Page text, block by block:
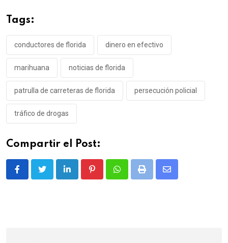
Tags:
conductores de florida dinero en efectivo
marihuana noticias de florida
patrulla de carreteras de florida persecución policial
tráfico de drogas
Compartir el Post:
LinkedIn PinterestWhatsappPrint
Share